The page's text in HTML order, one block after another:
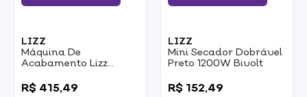
LIZZ
Máquina De
Acabamento Lizz
R$ 415,49
LIZZ
Mini Secador Dobrável
Preto 1200W Bivolt
R$ 152,49